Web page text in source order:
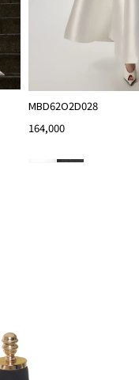
MBD62O2D028
164,000